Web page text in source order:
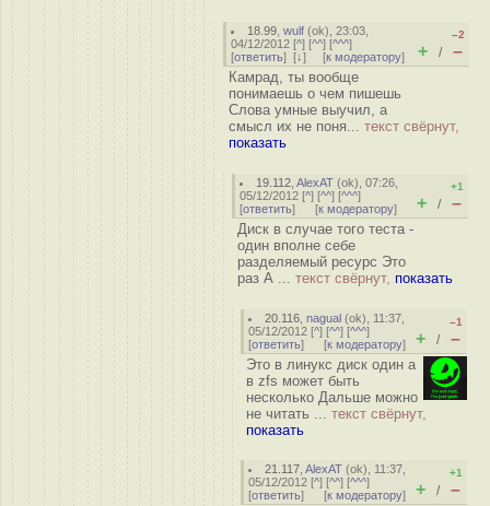
18.99 ,wulf (ok), 23:03,
04/12/2012 [^] [^^] [^^^]
[ответить] [↓] [к модератору]
–2
+ / –
Камрад, ты вообще
понимаешь о чем пишешь
Слова умные выучил, а
смысл их не поня... текст свёрнут,
показать
19.112 ,AlexAT (ok), 07:26,
05/12/2012 [^] [^^] [^^^]
[ответить] [к модератору]
+1
+ / –
Диск в случае того теста -
один вполне себе
разделяемый ресурс Это
раз А ... текст свёрнут, показать
20.116 ,nagual (ok), 11:37,
05/12/2012 [^] [^^] [^^^]
[ответить] [к модератору]
–1
+ / –
Это в линукс диск один а
в zfs может быть
несколько Дальше можно
не читать ... текст свёрнут,
показать
21.117 ,AlexAT (ok), 11:37,
05/12/2012 [^] [^^] [^^^]
[ответить] [к модератору]
+1
+ / –